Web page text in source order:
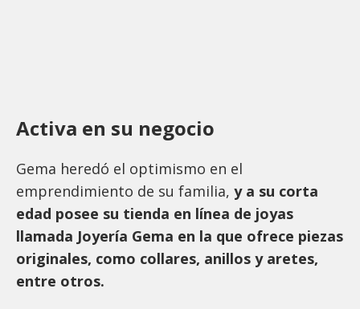
Activa en su negocio
Gema heredó el optimismo en el
emprendimiento de su familia, y a su corta
edad posee su tienda en línea de joyas
llamada Joyería Gema en la que ofrece piezas
originales, como collares, anillos y aretes,
entre otros.